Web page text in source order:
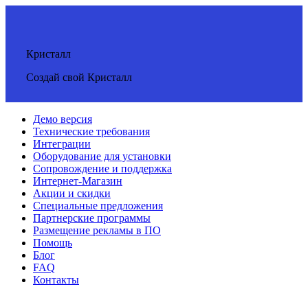
Кристалл
Создай свой Кристалл
Демо версия
Технические требования
Интеграции
Оборудование для установки
Сопровождение и поддержка
Интернет-Магазин
Акции и скидки
Специальные предложения
Партнерские программы
Размещение рекламы в ПО
Помощь
Блог
FAQ
Контакты